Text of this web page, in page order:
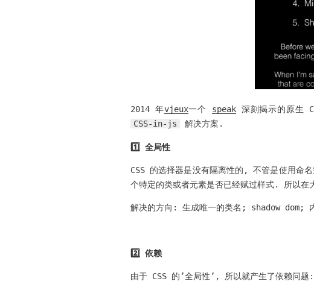
2014 年vjeux一个 speak深刻揭示的原生
CSS-in-js
解决方案.
1️⃣ 全局性
CSS 的选择器是没有隔离性的, 不管是使用命
个特定的类或者元素是否已经赋过样式. 所以
解决的方向: 生成唯一的类名; shadow dom;
2️⃣ 依赖
由于 CSS 的’全局性’, 所以就产生了依赖问题: